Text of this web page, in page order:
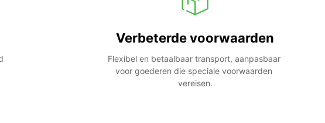
Verbeterde voorwaarden
Flexibel en betaalbaar transport, aanpasbaar
voor goederen die speciale voorwaarden
vereisen.